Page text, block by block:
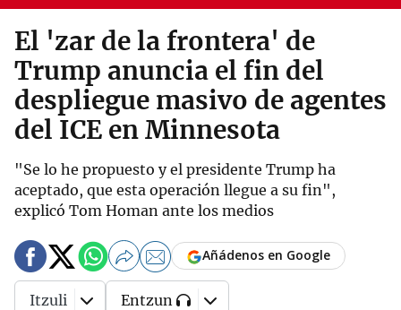
El 'zar de la frontera' de
Trump anuncia el fin del
despliegue masivo de agentes
del ICE en Minnesota
"Se lo he propuesto y el presidente Trump ha
aceptado, que esta operación llegue a su fin",
explicó Tom Homan ante los medios
Añádenos en Google
Itzuli Entzun